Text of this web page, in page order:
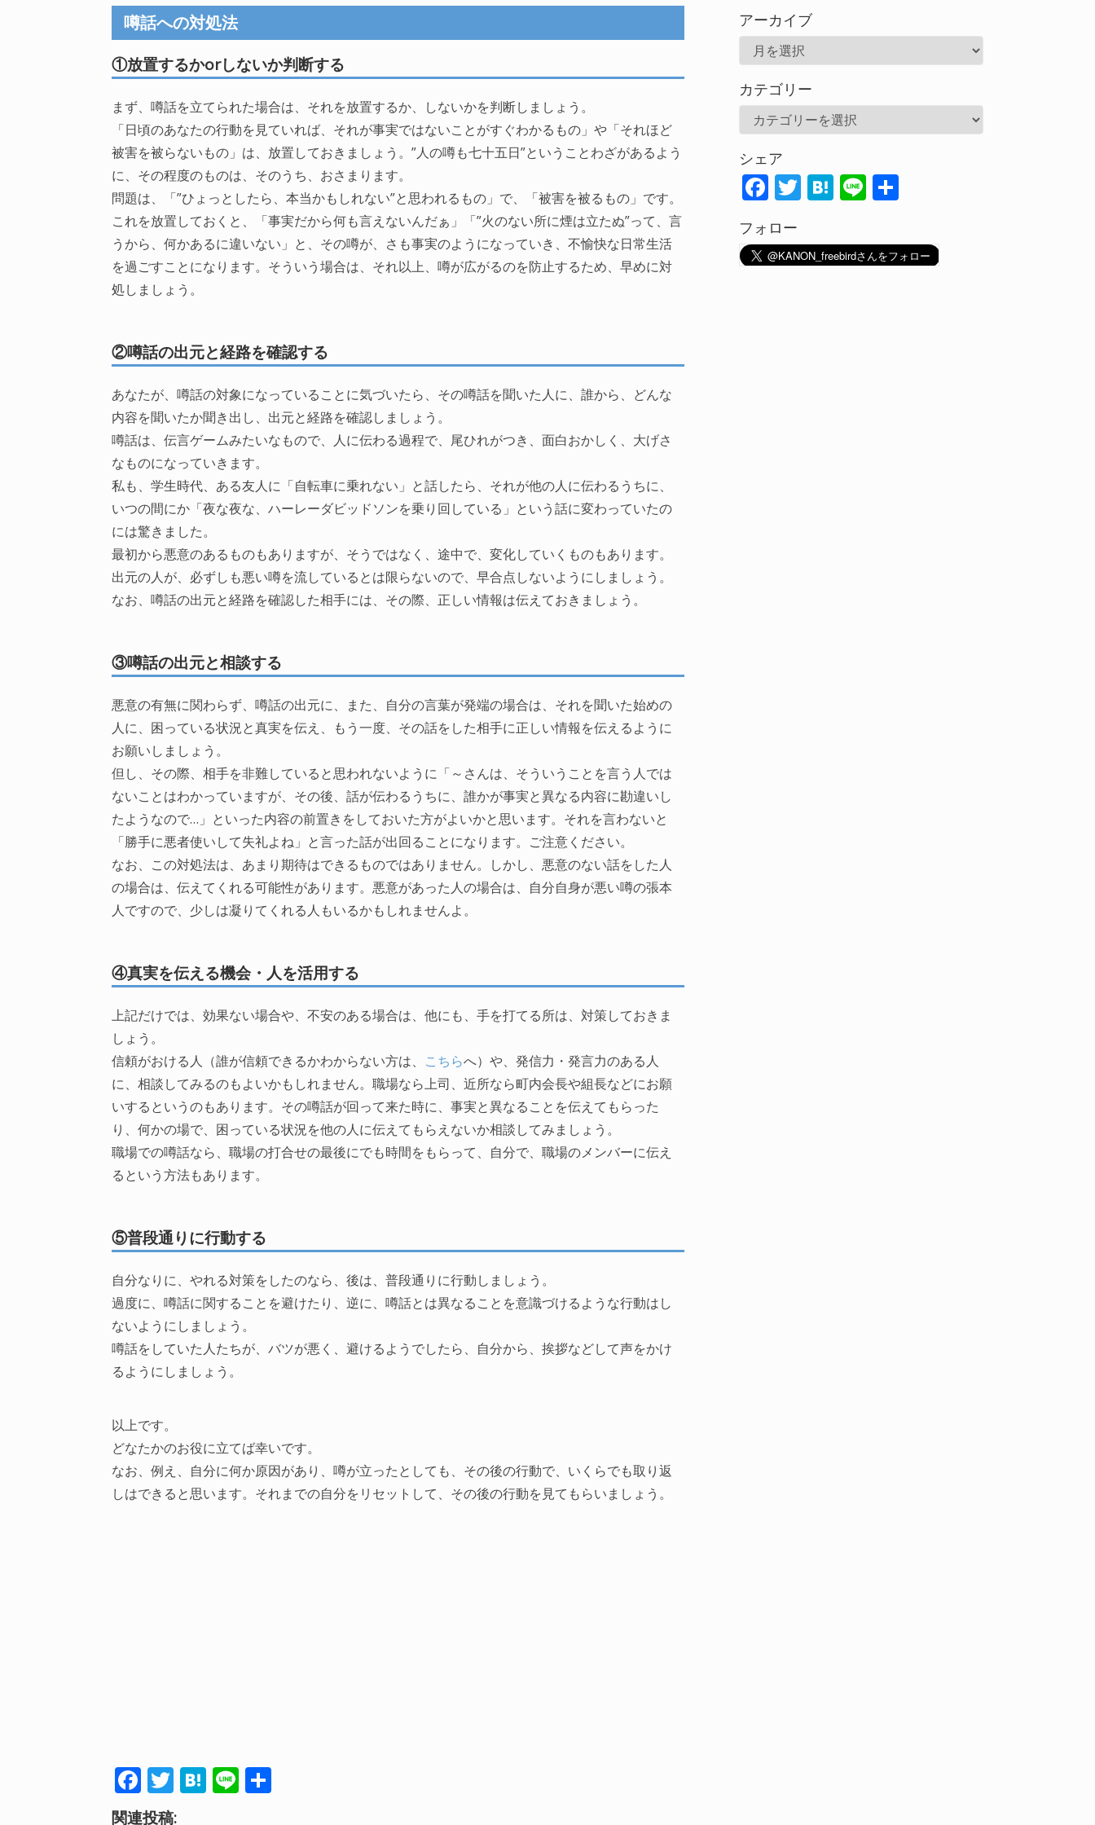
噂話への対処法
①放置するかorしないか判断する
まず、噂話を立てられた場合は、それを放置するか、しないかを判断しましょう。
「日頃のあなたの行動を見ていれば、それが事実ではないことがすぐわかるもの」や「それほど
被害を被らないもの」は、放置しておきましょう。”人の噂も七十五日”ということわざがあるよう
に、その程度のものは、そのうち、おさまります。
問題は、「”ひょっとしたら、本当かもしれない”と思われるもの」で、「被害を被るもの」です。
これを放置しておくと、「事実だから何も言えないんだぁ」「”火のない所に煙は立たぬ”って、言
うから、何かあるに違いない」と、その噂が、さも事実のようになっていき、不愉快な日常生活
を過ごすことになります。そういう場合は、それ以上、噂が広がるのを防止するため、早めに対
処しましょう。
②噂話の出元と経路を確認する
あなたが、噂話の対象になっていることに気づいたら、その噂話を聞いた人に、誰から、どんな
内容を聞いたか聞き出し、出元と経路を確認しましょう。
噂話は、伝言ゲームみたいなもので、人に伝わる過程で、尾ひれがつき、面白おかしく、大げさ
なものになっていきます。
私も、学生時代、ある友人に「自転車に乗れない」と話したら、それが他の人に伝わるうちに、
いつの間にか「夜な夜な、ハーレーダビッドソンを乗り回している」という話に変わっていたの
には驚きました。
最初から悪意のあるものもありますが、そうではなく、途中で、変化していくものもあります。
出元の人が、必ずしも悪い噂を流しているとは限らないので、早合点しないようにしましょう。
なお、噂話の出元と経路を確認した相手には、その際、正しい情報は伝えておきましょう。
③噂話の出元と相談する
悪意の有無に関わらず、噂話の出元に、また、自分の言葉が発端の場合は、それを聞いた始めの
人に、困っている状況と真実を伝え、もう一度、その話をした相手に正しい情報を伝えるように
お願いしましょう。
但し、その際、相手を非難していると思われないように「～さんは、そういうことを言う人では
ないことはわかっていますが、その後、話が伝わるうちに、誰かが事実と異なる内容に勘違いし
たようなので…」といった内容の前置きをしておいた方がよいかと思います。それを言わないと
「勝手に悪者使いして失礼よね」と言った話が出回ることになります。ご注意ください。
なお、この対処法は、あまり期待はできるものではありません。しかし、悪意のない話をした人
の場合は、伝えてくれる可能性があります。悪意があった人の場合は、自分自身が悪い噂の張本
人ですので、少しは凝りてくれる人もいるかもしれませんよ。
④真実を伝える機会・人を活用する
上記だけでは、効果ない場合や、不安のある場合は、他にも、手を打てる所は、対策しておきま
しょう。
信頼がおける人（誰が信頼できるかわからない方は、 こちらへ）や、発信力・発言力のある人
に、相談してみるのもよいかもしれません。職場なら上司、近所なら町内会長や組長などにお願
いするというのもあります。その噂話が回って来た時に、事実と異なることを伝えてもらった
り、何かの場で、困っている状況を他の人に伝えてもらえないか相談してみましょう。
職場での噂話なら、職場の打合せの最後にでも時間をもらって、自分で、職場のメンバーに伝え
るという方法もあります。
⑤普段通りに行動する
自分なりに、やれる対策をしたのなら、後は、普段通りに行動しましょう。
過度に、噂話に関することを避けたり、逆に、噂話とは異なることを意識づけるような行動はし
ないようにしましょう。
噂話をしていた人たちが、バツが悪く、避けるようでしたら、自分から、挨拶などして声をかけ
るようにしましょう。
以上です。
どなたかのお役に立てば幸いです。
なお、例え、自分に何か原因があり、噂が立ったとしても、その後の行動で、いくらでも取り返
しはできると思います。それまでの自分をリセットして、その後の行動を見てもらいましょう。
F
ac
T
w
H Li
関連投稿:
アーカイブ
ー
カ
ブ
カテゴリー
テ
ゴ
リ
シェア
F
e
b
T
itt
er
H
e
n
Li
e
共
フォロー